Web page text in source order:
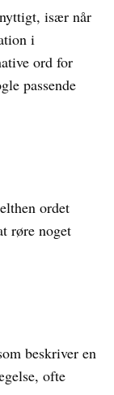
især når
i
ord for
passende
ordet
røre noget
beskriver en
ofte